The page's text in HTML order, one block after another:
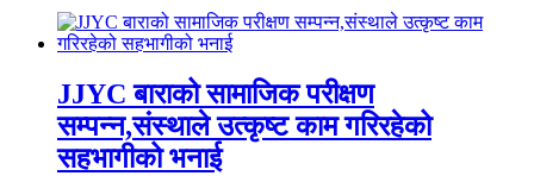
JJYC बाराको सामाजिक परीक्षण
सम्पन्न,संस्थाले उत्कृष्ट काम गरिरहेको
सहभागीको भनाई